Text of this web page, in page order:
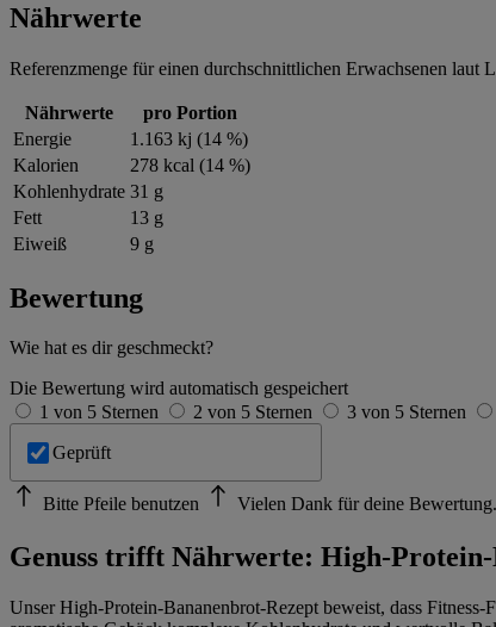
Nährwerte
Referenzmenge für einen durchschnittlichen Erwachsenen laut
Nährwerte
pro Portion
Energie
1.163 kj (14 %)
Kalorien
278 kcal (14 %)
Kohlenhydrate 31 g
Fett
13 g
Eiweiß
9 g
Bewertung
Wie hat es dir geschmeckt?
Die Bewertung wird automatisch gespeichert
1 von 5 Sternen
2 von 5 Sternen 3 von 5 Sternen
Geprüft
Bitte Pfeile benutzen Vielen Dank für deine Bewertung.
Genuss trifft Nährwerte: High-
Unser High-Protein-Bananenbrot-Rezept beweist, dass